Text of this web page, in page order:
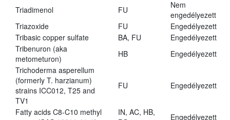
Triadimenol
FU
Nem
engedélyezett
Triazoxide
FU
Engedélyezett
Tribasic copper sulfate
BA, FU
Engedélyezett
Tribenuron (aka
metometuron)
HB
Engedélyezett
Trichoderma asperellum
(formerly T. harzianum)
strains ICC012, T25 and
TV1
FU Engedélyezett
Fatty acids C8-C10 methyl
IN, AC, HB,
Engedélyezett